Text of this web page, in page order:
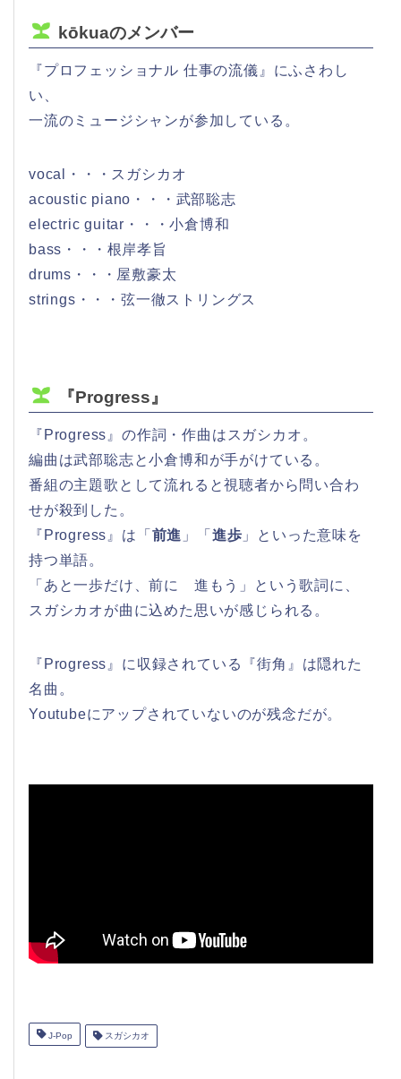
kōkuaのメンバー
『プロフェッショナル 仕事の流儀』にふさわし
い、
一流のミュージシャンが参加している。
vocal・・・スガシカオ
acoustic piano・・・武部聡志
electric guitar・・・小倉博和
bass・・・根岸孝旨
drums・・・屋敷豪太
strings・・・弦一徹ストリングス
『Progress』
『Progress』の作詞・作曲はスガシカオ。
編曲は武部聡志と小倉博和が手がけている。
番組の主題歌として流れると視聴者から問い合わ
せが殺到した。
『Progress』は「 前進 」「 進歩 」といった意味を
持つ単語。
「あと一歩だけ、前に 進もう」という歌詞に、
スガシカオが曲に込めた思いが感じられる。
『Progress』に収録されている『街角』は隠れた
名曲。
Youtubeにアップされていないのが残念だが。
J-Pop スガシカオ